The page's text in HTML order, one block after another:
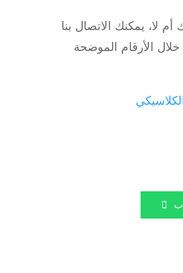
لا، يمكنك الاتصال بنا
الأرقام الموضحة